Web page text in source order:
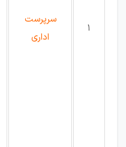
1
سرپرست
اداری